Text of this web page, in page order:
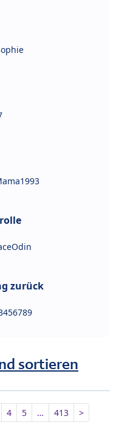
zurück
sortieren
4 5 … 413 >